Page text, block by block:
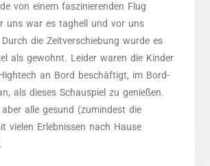
von einem faszinierenden Flug
uns war es taghell und vor uns
die Zeitverschiebung wurde es
als gewohnt. Leider waren die Kinder
an Bord beschäftigt, im Bord-
als dieses Schauspiel zu genießen.
alle gesund (zumindest die
vielen Erlebnissen nach Hause